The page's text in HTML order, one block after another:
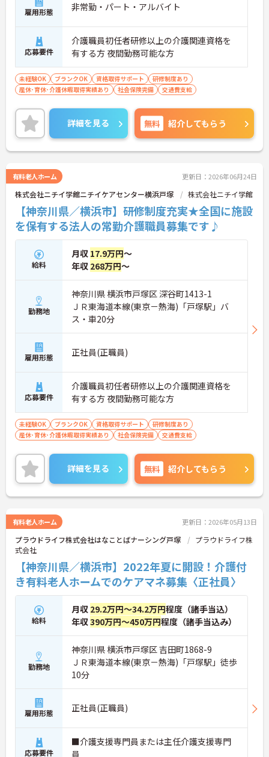
雇用形態 非常勤・パート・アルバイト
応募要件
介護職員初任者研修以上の介護関連資格を
有する方 夜間勤務可能な方
未経験OK ブランクOK 資格取得サポート
研修制度あり
産休･育休･介護休暇取得実績あり
社会保険完備 交通費支給
詳細を見る 無料 紹介してもらう
有料老人ホーム 更新日：2026年06月24日
株式会社ニチイ学館ニチイケアセンター横浜戸塚 株式会社ニチイ学館
【神奈川県／横浜市】研修制度充実★全国に施設
を保有する法人の常勤介護職員募集です♪
給料
月収 17.9万円～
年収 268万円～
勤務地
神奈川県 横浜市戸塚区 深谷町1413-1
ＪＲ東海道本線(東京－熱海)「戸塚駅」バ
ス・車20分
雇用形態 正社員(正職員)
応募要件
介護職員初任者研修以上の介護関連資格を
有する方 夜間勤務可能な方
未経験OK ブランクOK 資格取得サポート
研修制度あり
産休･育休･介護休暇取得実績あり
社会保険完備 交通費支給
詳細を見る 無料 紹介してもらう
有料老人ホーム 更新日：2026年05月13日
プラウドライフ株式会社はなことばナーシング戸塚
プラウドライフ株
式会社
【神奈川県／横浜市】2022年夏に開設！介護付
き有料老人ホームでのケアマネ募集〈正社員〉
給料
月収 29.2万円～34.2万円程度（諸手当込）
年収390万円～450万円程度（諸手当込み）
勤務地
神奈川県 横浜市戸塚区 吉田町1868-9
ＪＲ東海道本線(東京－熱海)「戸塚駅」徒歩
10分
雇用形態 正社員(正職員)
応募要件
■介護支援専門員または主任介護支援専門
員